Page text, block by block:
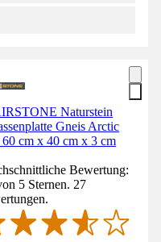
Naturstein
Gneis Arctic
60 cm x 40 cm x 3 cm
Bewertung:
5 Sternen. 27